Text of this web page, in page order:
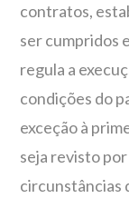
contratos,
ser cumpridos
regula a
condições do
exceção à
seja revisto
circunstâncias